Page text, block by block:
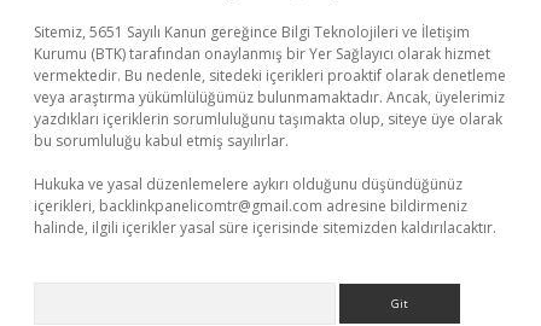
Sitemiz, 5651 Sayılı Kanun gereğince Bilgi Teknolojileri ve İletişim
Kurumu (BTK) tarafından onaylanmış bir Yer Sağlayıcı olarak hizmet
vermektedir. Bu nedenle, sitedeki içerikleri proaktif olarak denetleme
veya araştırma yükümlülüğümüz bulunmamaktadır. Ancak, üyelerimiz
yazdıkları içeriklerin sorumluluğunu taşımakta olup, siteye üye olarak
bu sorumluluğu kabul etmiş sayılırlar.
Hukuka ve yasal düzenlemelere aykırı olduğunu düşündüğünüz
içerikleri, backlinkpanelicomtr@gmail.com adresine bildirmeniz
halinde, ilgili içerikler yasal süre içerisinde sitemizden kaldırılacaktır.